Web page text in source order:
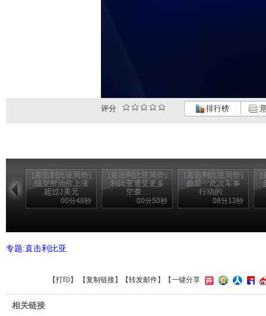
评分 排行榜
[直击利比亚局势]
纽交所油价上涨
超过2美元
00分48秒
[直击利比亚局势]
利比亚遭受更多
空袭 ...
00分50秒
[直击利比亚局势]
曲星：此次军事
行动的...
08分13秒
[
专题:直击利比亚
【打印 】 【复制链接】【转发邮件】 【一键分享
相关链接